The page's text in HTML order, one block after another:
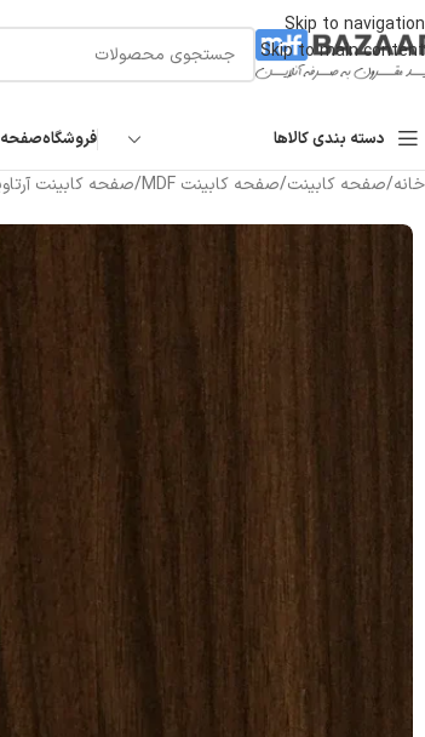
Skip to navigation
Skip to main content
دسته بندی کالاها فروشگاه
خانه/صفحه کابینت/صفحه کابینت MDF /صفحه کابینت